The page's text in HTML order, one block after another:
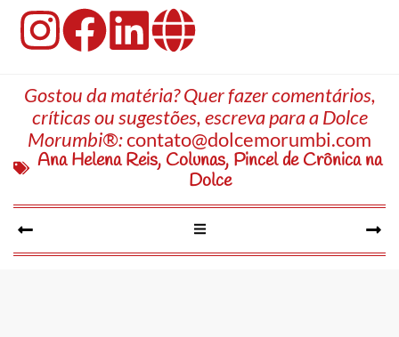
Gostou da matéria? Quer fazer comentários,
críticas ou sugestões, escreva para a Dolce
Morumbi®:contato@dolcemorumbi.com
Ana Helena Reis, Colunas, Pincel de Crônica na
Dolce